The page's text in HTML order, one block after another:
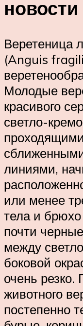
Веретеница
(Anguis
Молодые
красивого
светло-
линиями,
или менее
тела и
почти
между
боковой
очень резко.
животного
постепенно